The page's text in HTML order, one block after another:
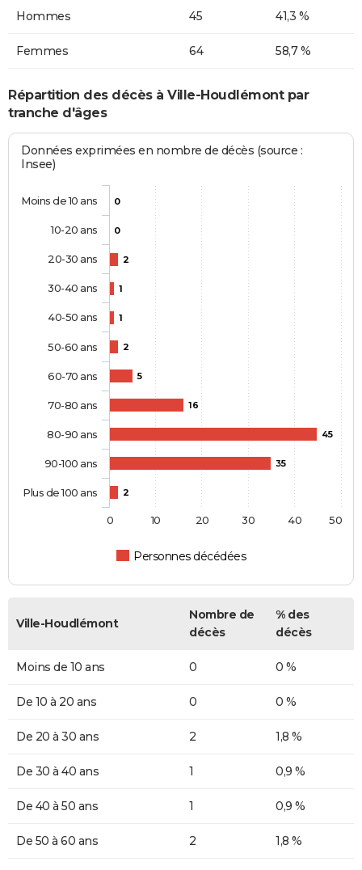
Hommes 45 41,3 %
Femmes 64 58,7 %
Répartition des décès à Ville-Houdlémont par
tranche d'âges
Données exprimées en nombre de décès (source :
Insee)
0
0
2
1
1
2
5
16
45
35
2
Personnes décédées
Moins de 10 ans
10-20 ans
20-30 ans
30-40 ans
40-50 ans
50-60 ans
60-70 ans
70-80 ans
80-90 ans
90-100 ans
Plus de 100 ans
0 10 20 30 40 50
Ville-Houdlémont
Nombre de
décès
% des
décès
Moins de 10 ans 0 0 %
De 10 à 20 ans 0 0 %
De 20 à 30 ans 2 1,8 %
De 30 à 40 ans 1 0,9 %
De 40 à 50 ans 1 0,9 %
De 50 à 60 ans 2 1,8 %